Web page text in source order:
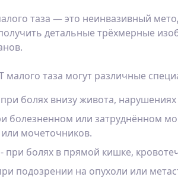
таза — это неинвазивный
детальные трёхмерные
таза могут различные
болях внизу живота,
болезненном или затруднённом
мочеточников.
при болях в прямой кишке,
подозрении на опухоли или